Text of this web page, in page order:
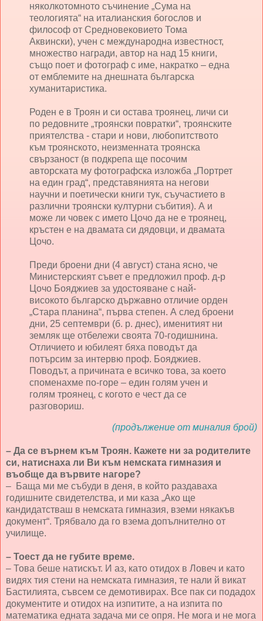
няколкотомното съчинение „Сума на
теологията“ на италианския богослов и
философ от Средновековието Тома
Аквински), учен с международна известност,
множество награди, автор на над 15 книги,
също поет и фотограф с име, накратко – една
от емблемите на днешната българска
хуманитаристика.
Роден е в Троян и си остава троянец, личи си
по редовните „троянски повратки“, троянските
приятелства - стари и нови, любопитството
към троянското, неизменната троянска
свързаност (в подкрепа ще посочим
авторската му фотографска изложба „Портрет
на един град“, представянията на негови
научни и поетически книги тук, съучастието в
различни троянски културни събития). А и
може ли човек с името Цочо да не е троянец,
кръстен е на двамата си дядовци, и двамата
Цочо.
Преди броени дни (4 август) стана ясно, че
Министерският съвет е предложил проф. д-р
Цочо Бояджиев за удостояване с най-
високото българско държавно отличие орден
„Стара планина“, първа степен. А след броени
дни, 25 септември (б. р. днес), именитият ни
земляк ще отбележи своята 70-годишнина.
Отличието и юбилеят бяха поводът да
потърсим за интервю проф. Бояджиев.
Поводът, а причината е всичко това, за което
споменахме по-горе – един голям учен и
голям троянец, с когото е чест да се
разговориш.
(продължение от миналия брой)
– Да се върнем към Троян. Кажете ни за родителите
си, натиснаха ли Ви към немската гимназия и
въобще да вървите нагоре?
– Баща ми ме събуди в деня, в който раздаваха
годишните свидетелства, и ми каза „Ако ще
кандидатстваш в немската гимназия, вземи някакъв
документ“. Трябвало да го взема допълнително от
училище.
– Тоест да не губите време.
– Това беше натискът. И аз, като отидох в Ловеч и като
видях тия стени на немската гимназия, те нали й викат
Бастилията, съвсем се демотивирах. Все пак си подадох
документите и отидох на изпитите, а на изпита по
математика едната задача ми се опря. Не мога и не мога